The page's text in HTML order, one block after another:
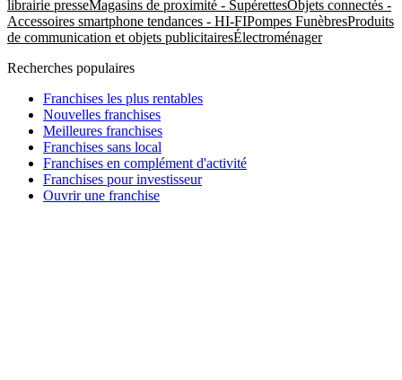
librairie presseMagasins de proximité - SupérettesObjets connectés -
Accessoires smartphone tendances - HI-FIPompes FunèbresProduits
de communication et objets publicitairesÉlectroménager
Recherches populaires
Franchises les plus rentables
Nouvelles franchises
Meilleures franchises
Franchises sans local
Franchises en complément d'activité
Franchises pour investisseur
Ouvrir une franchise